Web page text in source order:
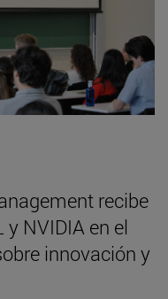
recibe
y NVIDIA en el
innovación y